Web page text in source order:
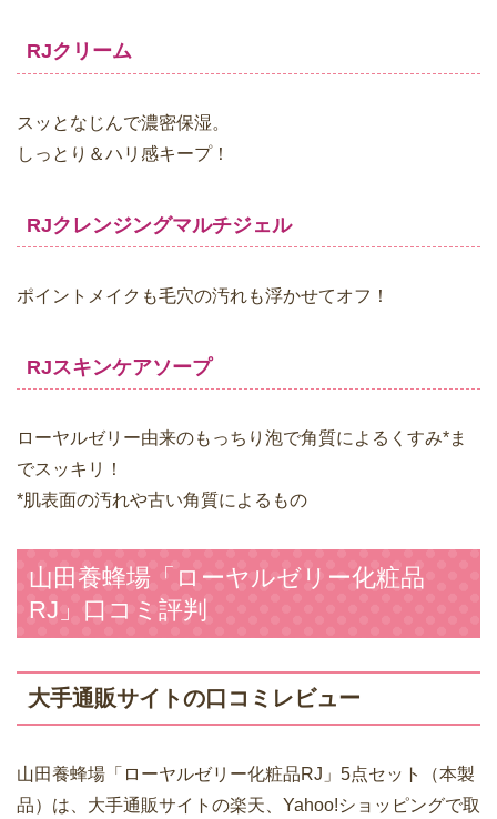
RJクリーム
スッとなじんで濃密保湿。
しっとり＆ハリ感キープ！
RJクレンジングマルチジェル
ポイントメイクも毛穴の汚れも浮かせてオフ！
RJスキンケアソープ
ローヤルゼリー由来のもっちり泡で角質によるくすみ*ま
でスッキリ！
*肌表面の汚れや古い角質によるもの
山田養蜂場「ローヤルゼリー化粧品
RJ」口コミ評判
大手通販サイトの口コミレビュー
山田養蜂場「ローヤルゼリー化粧品RJ」5点セット（本製
品）は、大手通販サイトの楽天、Yahoo!ショッピングで取